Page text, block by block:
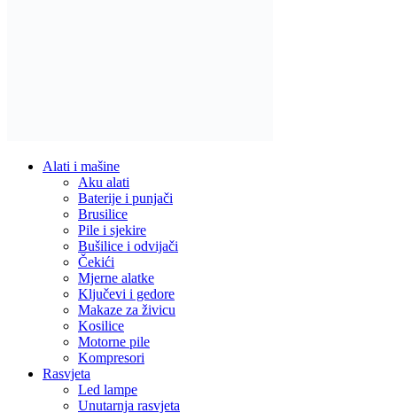
Alati i mašine
Aku alati
Baterije i punjači
Brusilice
Pile i sjekire
Bušilice i odvijači
Čekići
Mjerne alatke
Ključevi i gedore
Makaze za živicu
Kosilice
Motorne pile
Kompresori
Rasvjeta
Led lampe
Unutarnja rasvjeta